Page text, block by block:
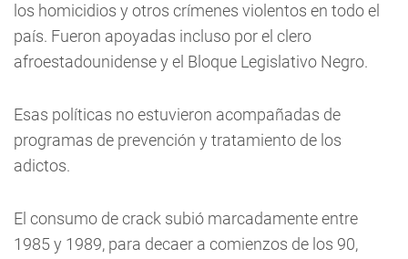
los homicidios y otros crímenes violentos en todo el
país. Fueron apoyadas incluso por el clero
afroestadounidense y el Bloque Legislativo Negro.
Esas políticas no estuvieron acompañadas de
programas de prevención y tratamiento de los
adictos.
El consumo de crack subió marcadamente entre
1985 y 1989, para decaer a comienzos de los 90,